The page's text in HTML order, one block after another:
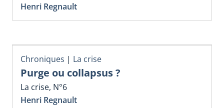
Henri Regnault
Chroniques | La crise
Purge ou collapsus ?
La crise, N°6
Henri Regnault